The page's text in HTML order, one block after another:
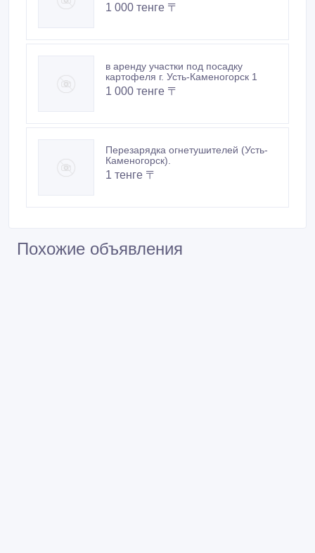
1 000 тенге 〒
в аренду участки под посадку
картофеля г. Усть-Каменогорск 1
1 000 тенге 〒
Перезарядка огнетушителей (Усть-
Каменогорск).
1 тенге 〒
Похожие объявления